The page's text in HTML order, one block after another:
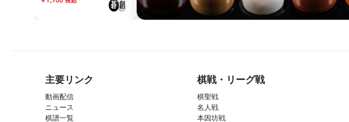
主要リンク
動画配信
ニュース
棋譜一覧
棋戦・リーグ戦
棋聖戦
名人戦
本因坊戦